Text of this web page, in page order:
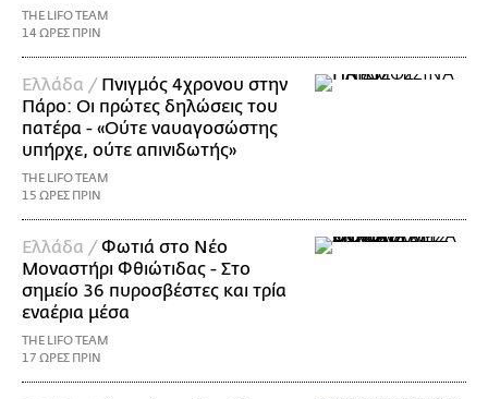
THE LIFO TEAM
14 ΩΡΕΣ ΠΡΙΝ
Ελλάδα / Πνιγμός 4χρονου στην
Πάρο: Οι πρώτες δηλώσεις του
πατέρα - «Ούτε ναυαγοσώστης
υπήρχε, ούτε απινιδωτής»
THE LIFO TEAM
15 ΩΡΕΣ ΠΡΙΝ
Ελλάδα /Φωτιά στο Νέο
Μοναστήρι Φθιώτιδας - Στο
σημείο 36 πυροσβέστες και τρία
εναέρια μέσα
THE LIFO TEAM
17 ΩΡΕΣ ΠΡΙΝ